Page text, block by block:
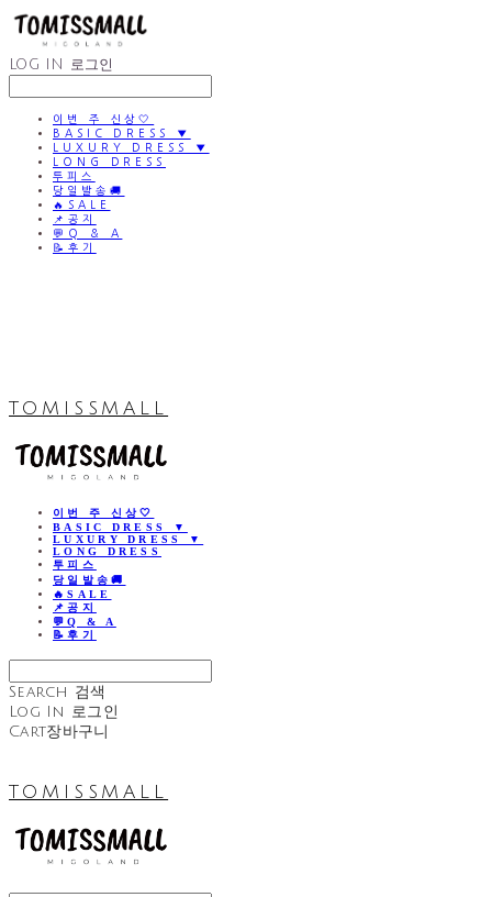
LOG IN 로그인
이번 주 신상🤍
BASIC DRESS ▼
LUXURY DRESS ▼
LONG DRESS
투피스
당일발송🚚
🔥SALE
📌공지
💬Q & A
📝후기
TOMISSMALL
이번 주 신상🤍
BASIC DRESS ▼
LUXURY DRESS ▼
LONG DRESS
투피스
당일발송🚚
🔥SALE
📌공지
💬Q & A
📝후기
Search 검색
Log In 로그인
Cart장바구니
TOMISSMALL